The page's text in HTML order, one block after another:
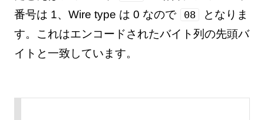
番号は 1、Wire type は 0 なので
08
となりま
す。これはエンコードされたバイト列の先頭バ
イトと一致しています。